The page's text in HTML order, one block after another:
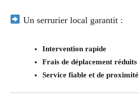
Un serrurier local garantit :
Intervention rapide
Frais de déplacement réduits
Service fiable et de proximité